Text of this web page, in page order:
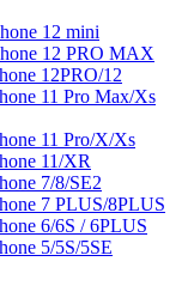
12 mini
12 PRO MAX
12PRO/12
11 Pro Max/Xs
11 Pro/X/Xs
11/XR
7/8/SE2
7 PLUS/8PLUS
6/6S / 6PLUS
5/5S/5SE